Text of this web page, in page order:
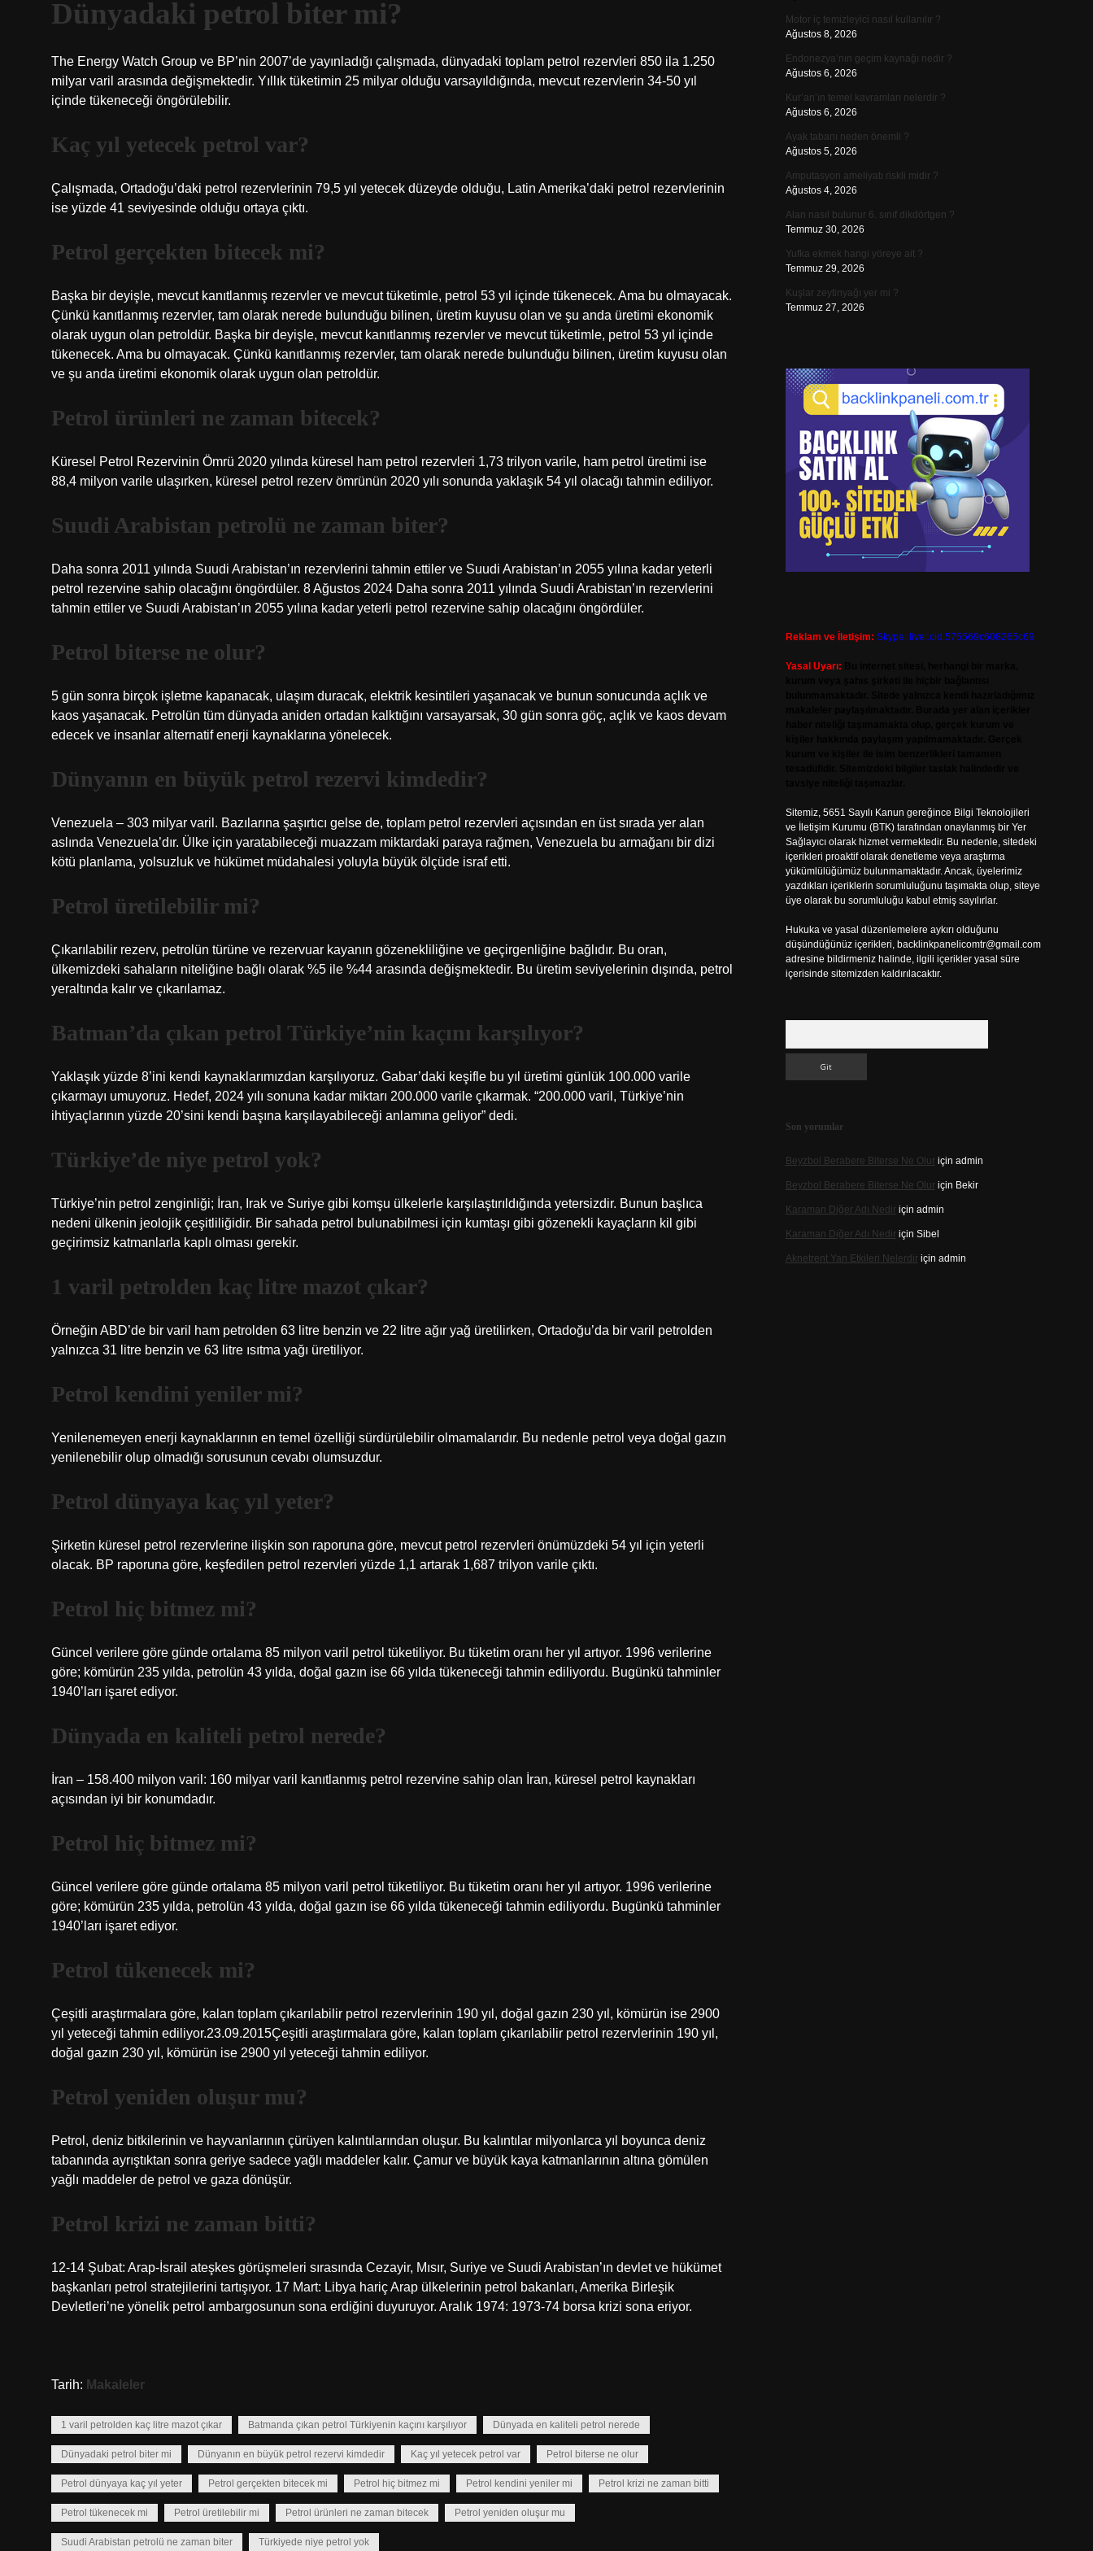
Dünyadaki petrol biter mi?
The Energy Watch Group ve BP’nin 2007’de yayınladığı çalışmada, dünyadaki toplam petrol rezervleri 850 ila 1.250
milyar varil arasında değişmektedir. Yıllık tüketimin 25 milyar olduğu varsayıldığında, mevcut rezervlerin 34-50 yıl
içinde tükeneceği öngörülebilir.
Kaç yıl yetecek petrol var?
Çalışmada, Ortadoğu’daki petrol rezervlerinin 79,5 yıl yetecek düzeyde olduğu, Latin Amerika’daki petrol rezervlerinin
ise yüzde 41 seviyesinde olduğu ortaya çıktı.
Petrol gerçekten bitecek mi?
Başka bir deyişle, mevcut kanıtlanmış rezervler ve mevcut tüketimle, petrol 53 yıl içinde tükenecek. Ama bu olmayacak.
Çünkü kanıtlanmış rezervler, tam olarak nerede bulunduğu bilinen, üretim kuyusu olan ve şu anda üretimi ekonomik
olarak uygun olan petroldür. Başka bir deyişle, mevcut kanıtlanmış rezervler ve mevcut tüketimle, petrol 53 yıl içinde
tükenecek. Ama bu olmayacak. Çünkü kanıtlanmış rezervler, tam olarak nerede bulunduğu bilinen, üretim kuyusu olan
ve şu anda üretimi ekonomik olarak uygun olan petroldür.
Petrol ürünleri ne zaman bitecek?
Küresel Petrol Rezervinin Ömrü 2020 yılında küresel ham petrol rezervleri 1,73 trilyon varile, ham petrol üretimi ise
88,4 milyon varile ulaşırken, küresel petrol rezerv ömrünün 2020 yılı sonunda yaklaşık 54 yıl olacağı tahmin ediliyor.
Suudi Arabistan petrolü ne zaman biter?
Daha sonra 2011 yılında Suudi Arabistan’ın rezervlerini tahmin ettiler ve Suudi Arabistan’ın 2055 yılına kadar yeterli
petrol rezervine sahip olacağını öngördüler. 8 Ağustos 2024 Daha sonra 2011 yılında Suudi Arabistan’ın rezervlerini
tahmin ettiler ve Suudi Arabistan’ın 2055 yılına kadar yeterli petrol rezervine sahip olacağını öngördüler.
Petrol biterse ne olur?
5 gün sonra birçok işletme kapanacak, ulaşım duracak, elektrik kesintileri yaşanacak ve bunun sonucunda açlık ve
kaos yaşanacak. Petrolün tüm dünyada aniden ortadan kalktığını varsayarsak, 30 gün sonra göç, açlık ve kaos devam
edecek ve insanlar alternatif enerji kaynaklarına yönelecek.
Dünyanın en büyük petrol rezervi kimdedir?
Venezuela – 303 milyar varil. Bazılarına şaşırtıcı gelse de, toplam petrol rezervleri açısından en üst sırada yer alan
aslında Venezuela’dır. Ülke için yaratabileceği muazzam miktardaki paraya rağmen, Venezuela bu armağanı bir dizi
kötü planlama, yolsuzluk ve hükümet müdahalesi yoluyla büyük ölçüde israf etti.
Petrol üretilebilir mi?
Çıkarılabilir rezerv, petrolün türüne ve rezervuar kayanın gözenekliliğine ve geçirgenliğine bağlıdır. Bu oran,
ülkemizdeki sahaların niteliğine bağlı olarak %5 ile %44 arasında değişmektedir. Bu üretim seviyelerinin dışında, petrol
yeraltında kalır ve çıkarılamaz.
Batman’da çıkan petrol Türkiye’nin kaçını karşılıyor?
Yaklaşık yüzde 8’ini kendi kaynaklarımızdan karşılıyoruz. Gabar’daki keşifle bu yıl üretimi günlük 100.000 varile
çıkarmayı umuyoruz. Hedef, 2024 yılı sonuna kadar miktarı 200.000 varile çıkarmak. “200.000 varil, Türkiye’nin
ihtiyaçlarının yüzde 20’sini kendi başına karşılayabileceği anlamına geliyor” dedi.
Türkiye’de niye petrol yok?
Türkiye’nin petrol zenginliği; İran, Irak ve Suriye gibi komşu ülkelerle karşılaştırıldığında yetersizdir. Bunun başlıca
nedeni ülkenin jeolojik çeşitliliğidir. Bir sahada petrol bulunabilmesi için kumtaşı gibi gözenekli kayaçların kil gibi
geçirimsiz katmanlarla kaplı olması gerekir.
1 varil petrolden kaç litre mazot çıkar?
Örneğin ABD’de bir varil ham petrolden 63 litre benzin ve 22 litre ağır yağ üretilirken, Ortadoğu’da bir varil petrolden
yalnızca 31 litre benzin ve 63 litre ısıtma yağı üretiliyor.
Petrol kendini yeniler mi?
Yenilenemeyen enerji kaynaklarının en temel özelliği sürdürülebilir olmamalarıdır. Bu nedenle petrol veya doğal gazın
yenilenebilir olup olmadığı sorusunun cevabı olumsuzdur.
Petrol dünyaya kaç yıl yeter?
Şirketin küresel petrol rezervlerine ilişkin son raporuna göre, mevcut petrol rezervleri önümüzdeki 54 yıl için yeterli
olacak. BP raporuna göre, keşfedilen petrol rezervleri yüzde 1,1 artarak 1,687 trilyon varile çıktı.
Petrol hiç bitmez mi?
Güncel verilere göre günde ortalama 85 milyon varil petrol tüketiliyor. Bu tüketim oranı her yıl artıyor. 1996 verilerine
göre; kömürün 235 yılda, petrolün 43 yılda, doğal gazın ise 66 yılda tükeneceği tahmin ediliyordu. Bugünkü tahminler
1940’ları işaret ediyor.
Dünyada en kaliteli petrol nerede?
İran – 158.400 milyon varil: 160 milyar varil kanıtlanmış petrol rezervine sahip olan İran, küresel petrol kaynakları
açısından iyi bir konumdadır.
Petrol hiç bitmez mi?
Güncel verilere göre günde ortalama 85 milyon varil petrol tüketiliyor. Bu tüketim oranı her yıl artıyor. 1996 verilerine
göre; kömürün 235 yılda, petrolün 43 yılda, doğal gazın ise 66 yılda tükeneceği tahmin ediliyordu. Bugünkü tahminler
1940’ları işaret ediyor.
Petrol tükenecek mi?
Çeşitli araştırmalara göre, kalan toplam çıkarılabilir petrol rezervlerinin 190 yıl, doğal gazın 230 yıl, kömürün ise 2900
yıl yeteceği tahmin ediliyor.23.09.2015Çeşitli araştırmalara göre, kalan toplam çıkarılabilir petrol rezervlerinin 190 yıl,
doğal gazın 230 yıl, kömürün ise 2900 yıl yeteceği tahmin ediliyor.
Petrol yeniden oluşur mu?
Petrol, deniz bitkilerinin ve hayvanlarının çürüyen kalıntılarından oluşur. Bu kalıntılar milyonlarca yıl boyunca deniz
tabanında ayrıştıktan sonra geriye sadece yağlı maddeler kalır. Çamur ve büyük kaya katmanlarının altına gömülen
yağlı maddeler de petrol ve gaza dönüşür.
Petrol krizi ne zaman bitti?
12-14 Şubat: Arap-İsrail ateşkes görüşmeleri sırasında Cezayir, Mısır, Suriye ve Suudi Arabistan’ın devlet ve hükümet
başkanları petrol stratejilerini tartışıyor. 17 Mart: Libya hariç Arap ülkelerinin petrol bakanları, Amerika Birleşik
Devletleri’ne yönelik petrol ambargosunun sona erdiğini duyuruyor. Aralık 1974: 1973-74 borsa krizi sona eriyor.
Tarih: Makaleler
1 varil petrolden kaç litre mazot çıkar Batmanda çıkan petrol Türkiyenin kaçını karşılıyor Dünyada en kaliteli petrol nerede
Dünyadaki petrol biter mi Dünyanın en büyük petrol rezervi kimdedir Kaç yıl yetecek petrol var Petrol biterse ne olur
Petrol dünyaya kaç yıl yeter Petrol gerçekten bitecek mi Petrol hiç bitmez mi Petrol kendini yeniler mi Petrol krizi ne zaman bitti
Petrol tükenecek mi Petrol üretilebilir mi Petrol ürünleri ne zaman bitecek Petrol yeniden oluşur mu
Suudi Arabistan petrolü ne zaman biter Türkiyede niye petrol yok
Motor iç temizleyici nasıl kullanılır ?
Ağustos 8, 2026
Endonezya’nın geçim kaynağı nedir ?
Ağustos 6, 2026
Kur’an’ın temel kavramları nelerdir ?
Ağustos 6, 2026
Ayak tabanı neden önemli ?
Ağustos 5, 2026
Amputasyon ameliyatı riskli midir ?
Ağustos 4, 2026
Alan nasıl bulunur 6. sınıf dikdörtgen ?
Temmuz 30, 2026
Yufka ekmek hangi yöreye ait ?
Temmuz 29, 2026
Kuşlar zeytinyağı yer mi ?
Temmuz 27, 2026
Reklam ve İletişim: Skype: live:.cid.575569c608265c69
Yasal Uyarı:
Sitemiz, 5651 Sayılı Kanun gereğince Bilgi Teknolojileri
ve İletişim Kurumu (BTK) tarafından onaylanmış bir Yer
Sağlayıcı olarak hizmet vermektedir. Bu nedenle, sitedeki
içerikleri proaktif olarak denetleme veya araştırma
yükümlülüğümüz bulunmamaktadır. Ancak, üyelerimiz
yazdıkları içeriklerin sorumluluğunu taşımakta olup, siteye
üye olarak bu sorumluluğu kabul etmiş sayılırlar.
Hukuka ve yasal düzenlemelere aykırı olduğunu
düşündüğünüz içerikleri, backlinkpanelicomtr@gmail.com
adresine bildirmeniz halinde, ilgili içerikler yasal süre
içerisinde sitemizden kaldırılacaktır.
Son yorumlar
Beyzbol Berabere Biterse Ne Oluriçin admin
Beyzbol Berabere Biterse Ne Oluriçin Bekir
Karaman Diğer Adı Nediriçin admin
Karaman Diğer Adı Nediriçin Sibel
Aknetrent Yan Etkileri Nelerdiriçin admin